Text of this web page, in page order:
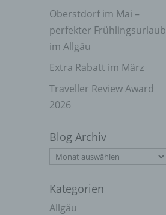
Oberstdorf im Mai –
perfekter Frühlingsurlaub
im Allgäu
Extra Rabatt im März
Traveller Review Award
2026
Blog Archiv
Blog
Kategorien
Allgäu